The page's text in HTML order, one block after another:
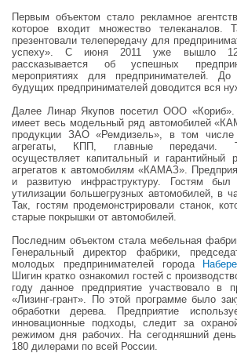
Первым объектом стало рекламное
которое входит множество телеканалов.
презентовали телепередачу для
успеху». С июня 2011 уже вышло
рассказывается об успешных
мероприятиях для предпринимателей.
будущих предпринимателей доводится вся
Далее Линар Якупов посетил ООО «Кориб».
имеет весь модельный ряд автомобилей
продукции ЗАО «Ремдизель», в том числе
агрегаты, КПП, главные передачи.
осуществляет капитальный и гарантийный
агрегатов к автомобилям «КАМАЗ».
и развитую инфраструктуру. Гостям был
утилизации большегрузных автомобилей, в
Так, гостям продемонстрировали станок,
старые покрышки от автомобилей.
Последним объектом стала мебельная
Генеральный директор фабрики,
молодых предпринимателей города
Шигин кратко ознакомил гостей с
году данное предприятие участвовало в
«Лизинг-грант». По этой программе было
обработки дерева. Предприятие
инновационные подходы, следит за
режимом дня рабочих. На сегодняшний
180 дилерами по всей России.